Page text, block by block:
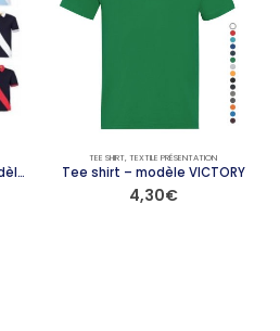
Polo manches courtes – modèle DIAGO
TEE SHIRT, TEXTILE PRÉSENTATION
Tee shirt – modèle VICTORY
4,30€